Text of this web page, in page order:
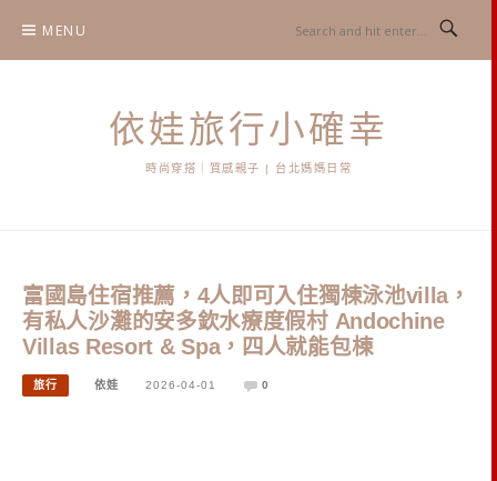
content
MENU
依娃旅行小確幸
時尚穿搭｜質感親子 | 台北媽媽日常
富國島住宿推薦，4人即可入住獨棟泳池villa，
有私人沙灘的安多欽水療度假村 Andochine
Villas Resort & Spa，四人就能包棟
旅行 依娃 2026-04-01 0